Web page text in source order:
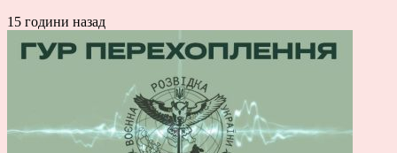
15 години назад